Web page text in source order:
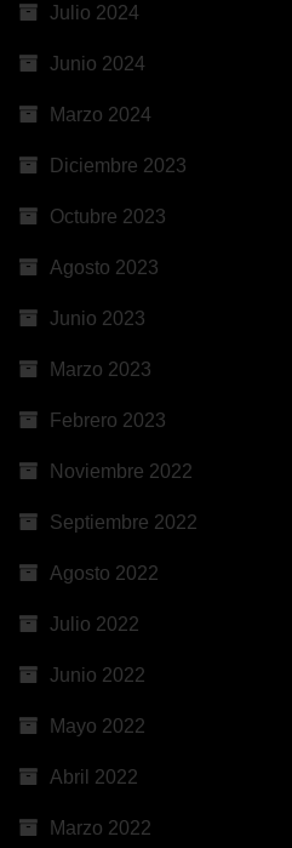
Julio 2024
Junio 2024
Marzo 2024
Diciembre 2023
Octubre 2023
Agosto 2023
Junio 2023
Marzo 2023
Febrero 2023
Noviembre 2022
Septiembre 2022
Agosto 2022
Julio 2022
Junio 2022
Mayo 2022
Abril 2022
Marzo 2022